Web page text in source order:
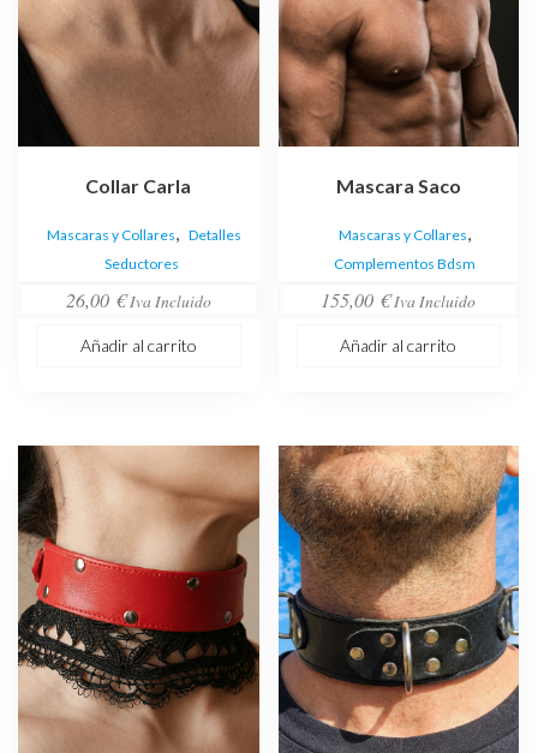
Collar Carla
Mascaras y Collares, Detalles
Seductores
26,00 € Iva Incluido
Añadir al carrito
Mascara Saco
Mascaras y Collares,
Complementos Bdsm
155,00 € Iva Incluido
Añadir al carrito